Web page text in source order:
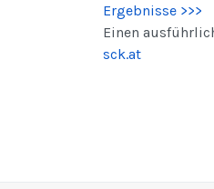
Ergebnisse >>>
Einen
sck.at